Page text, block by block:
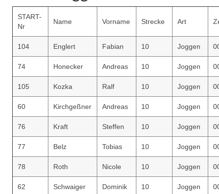
START-
Nr
Name Vorname Strecke Art
104 Englert Fabian 10 Joggen
74 Honecker Andreas 10 Joggen
105 Kozka Ralf 10 Joggen
60 Kirchgeßner Andreas 10 Joggen
76 Kraft Steffen 10 Joggen
77 Belz Tobias 10 Joggen
78 Roth Nicole 10 Joggen
62 Schwaiger Dominik 10 Joggen